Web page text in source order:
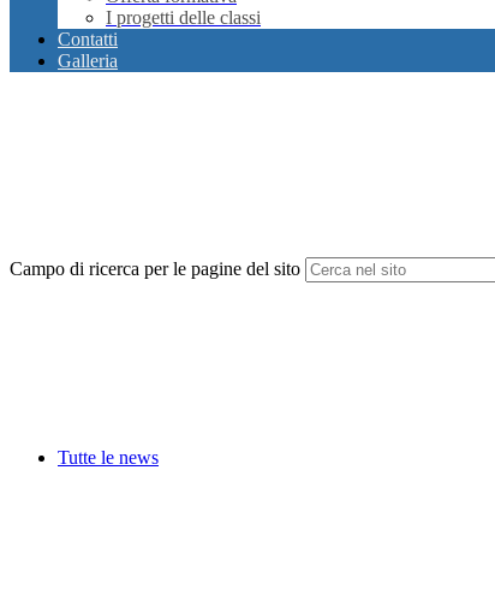
I progetti delle classi
Contatti
Galleria
Campo di ricerca per le pagine del sito
Tutte le news